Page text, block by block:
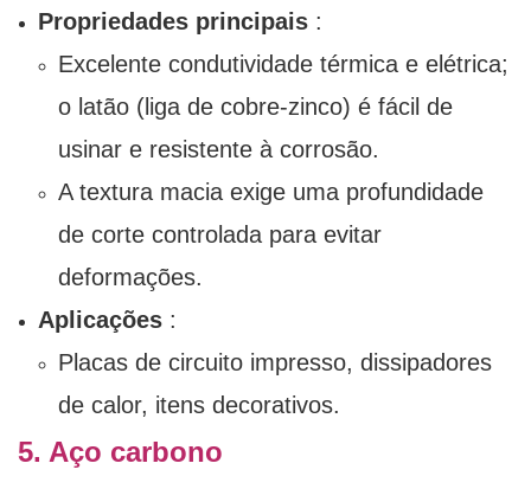
Propriedades principais:
Excelente condutividade térmica e elétrica;
o latão (liga de cobre-zinco) é fácil de
usinar e resistente à corrosão.
A textura macia exige uma profundidade
de corte controlada para evitar
deformações.
Aplicações:
Placas de circuito impresso, dissipadores
de calor, itens decorativos.
5. Aço carbono